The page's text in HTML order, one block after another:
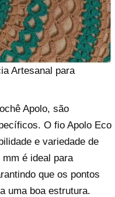
Artesanal para
Apolo, são
O fio Apolo Eco
e variedade de
é ideal para
que os pontos
uma boa estrutura.